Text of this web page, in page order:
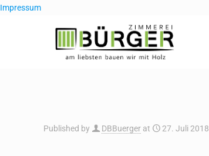
Impressum
Published by DBBuerger at 27. Juli 2018